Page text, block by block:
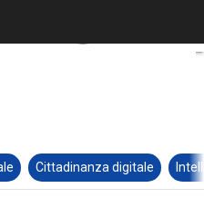
Cittadinanza digitale